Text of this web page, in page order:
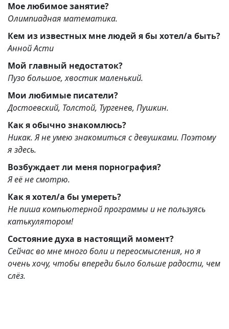
Мое любимое занятие?
Олимпиадная математика.
Кем из известных мне людей я бы хотел/а быть?
Анной Асти
Мой главный недостаток?
Пузо большое, хвостик маленький.
Мои любимые писатели?
Достоевский, Толстой, Тургенев, Пушкин.
Как я обычно знакомлюсь?
Никак. Я не умею знакомиться с девушками. Поэтому
я здесь.
Возбуждает ли меня порнография?
Я её не смотрю.
Как я хотел/а бы умереть?
Не пиша компьютерной программы и не пользуясь
катькулятором!
Состояние духа в настоящий момент?
Сейчас во мне много боли и переосмысления, но я
очень хочу, чтобы впереди было больше радости, чем
слёз.